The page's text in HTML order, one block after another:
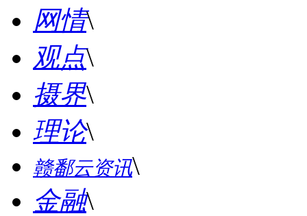
网情\
观点\
摄界\
理论\
赣鄱云资讯\
金融\